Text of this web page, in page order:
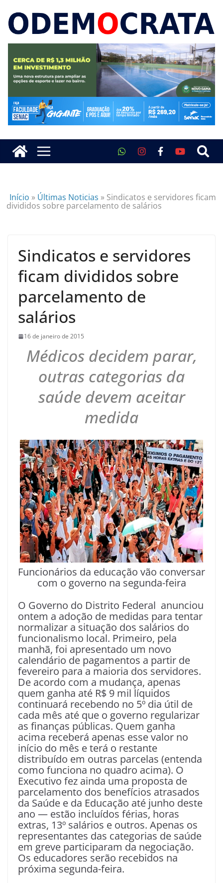
Início » Últimas Noticias » Sindicatos e servidores ficam
divididos sobre parcelamento de salários
Sindicatos e servidores
ficam divididos sobre
parcelamento de
salários
16 de janeiro de 2015
Médicos decidem parar,
outras categorias da
saúde devem aceitar
medida
Funcionários da educação vão conversar
com o governo na segunda-feira
O Governo do Distrito Federal anunciou
ontem a adoção de medidas para tentar
normalizar a situação dos salários do
funcionalismo local. Primeiro, pela
manhã, foi apresentado um novo
calendário de pagamentos a partir de
fevereiro para a maioria dos servidores.
De acordo com a mudança, apenas
quem ganha até R$ 9 mil líquidos
continuará recebendo no 5º dia útil de
cada mês até que o governo regularizar
as finanças públicas. Quem ganha
acima receberá apenas esse valor no
início do mês e terá o restante
distribuído em outras parcelas (entenda
como funciona no quadro acima). O
Executivo fez ainda uma proposta de
parcelamento dos benefícios atrasados
da Saúde e da Educação até junho deste
ano — estão incluídos férias, horas
extras, 13º salários e outros. Apenas os
representantes das categorias de saúde
em greve participaram da negociação.
Os educadores serão recebidos na
próxima segunda-feira.